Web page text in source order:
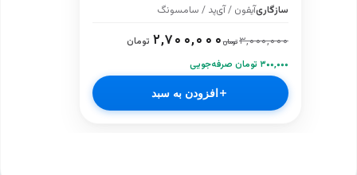
سازگاریآیفون / آی‌پد / سامسونگ
۳,۰۰۰,۰۰۰تومان۲,۷۰۰,۰۰۰ تومان
۳۰۰,۰۰۰ تومان صرفه‌جویی
افزودن به سبد